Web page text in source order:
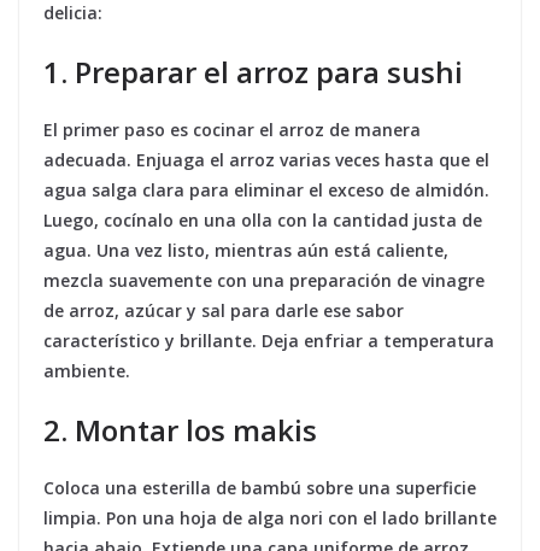
delicia:
1. Preparar el arroz para sushi
El primer paso es cocinar el arroz de manera
adecuada. Enjuaga el arroz varias veces hasta que el
agua salga clara para eliminar el exceso de almidón.
Luego, cocínalo en una olla con la cantidad justa de
agua. Una vez listo, mientras aún está caliente,
mezcla suavemente con una preparación de vinagre
de arroz, azúcar y sal para darle ese sabor
característico y brillante. Deja enfriar a temperatura
ambiente.
2. Montar los makis
Coloca una esterilla de bambú sobre una superficie
limpia. Pon una hoja de alga nori con el lado brillante